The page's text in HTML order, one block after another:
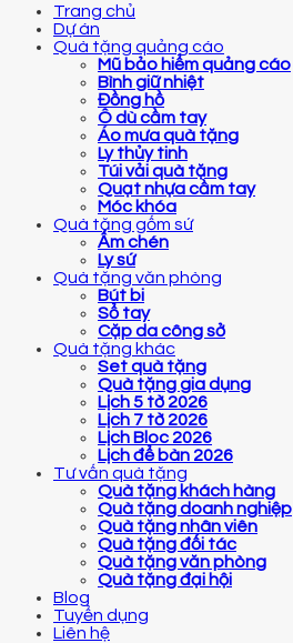
Trang chủ
Dự án
Quà tặng quảng cáo
Mũ bảo hiểm quảng cáo
Bình giữ nhiệt
Đồng hồ
Ô dù cầm tay
Áo mưa quà tặng
Ly thủy tinh
Túi vải quà tặng
Quạt nhựa cầm tay
Móc khóa
Quà tặng gốm sứ
Ấm chén
Ly sứ
Quà tặng văn phòng
Bút bi
Sổ tay
Cặp da công sở
Quà tặng khác
Set quà tặng
Quà tặng gia dụng
Lịch 5 tờ 2026
Lịch 7 tờ 2026
Lịch Bloc 2026
Lịch để bàn 2026
Tư vấn quà tặng
Quà tặng khách hàng
Quà tặng doanh nghiệp
Quà tặng nhân viên
Quà tặng đối tác
Quà tặng văn phòng
Quà tặng đại hội
Blog
Tuyển dụng
Liên hệ